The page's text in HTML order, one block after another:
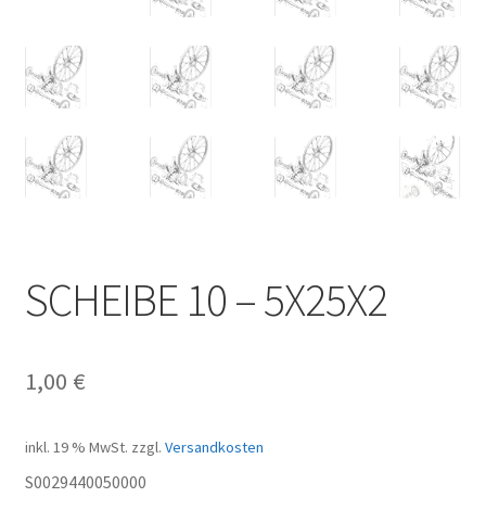
SCHEIBE 10 – 5X25X2
1,00 €
inkl. 19 % MwSt. zzgl. Versandkosten
S0029440050000